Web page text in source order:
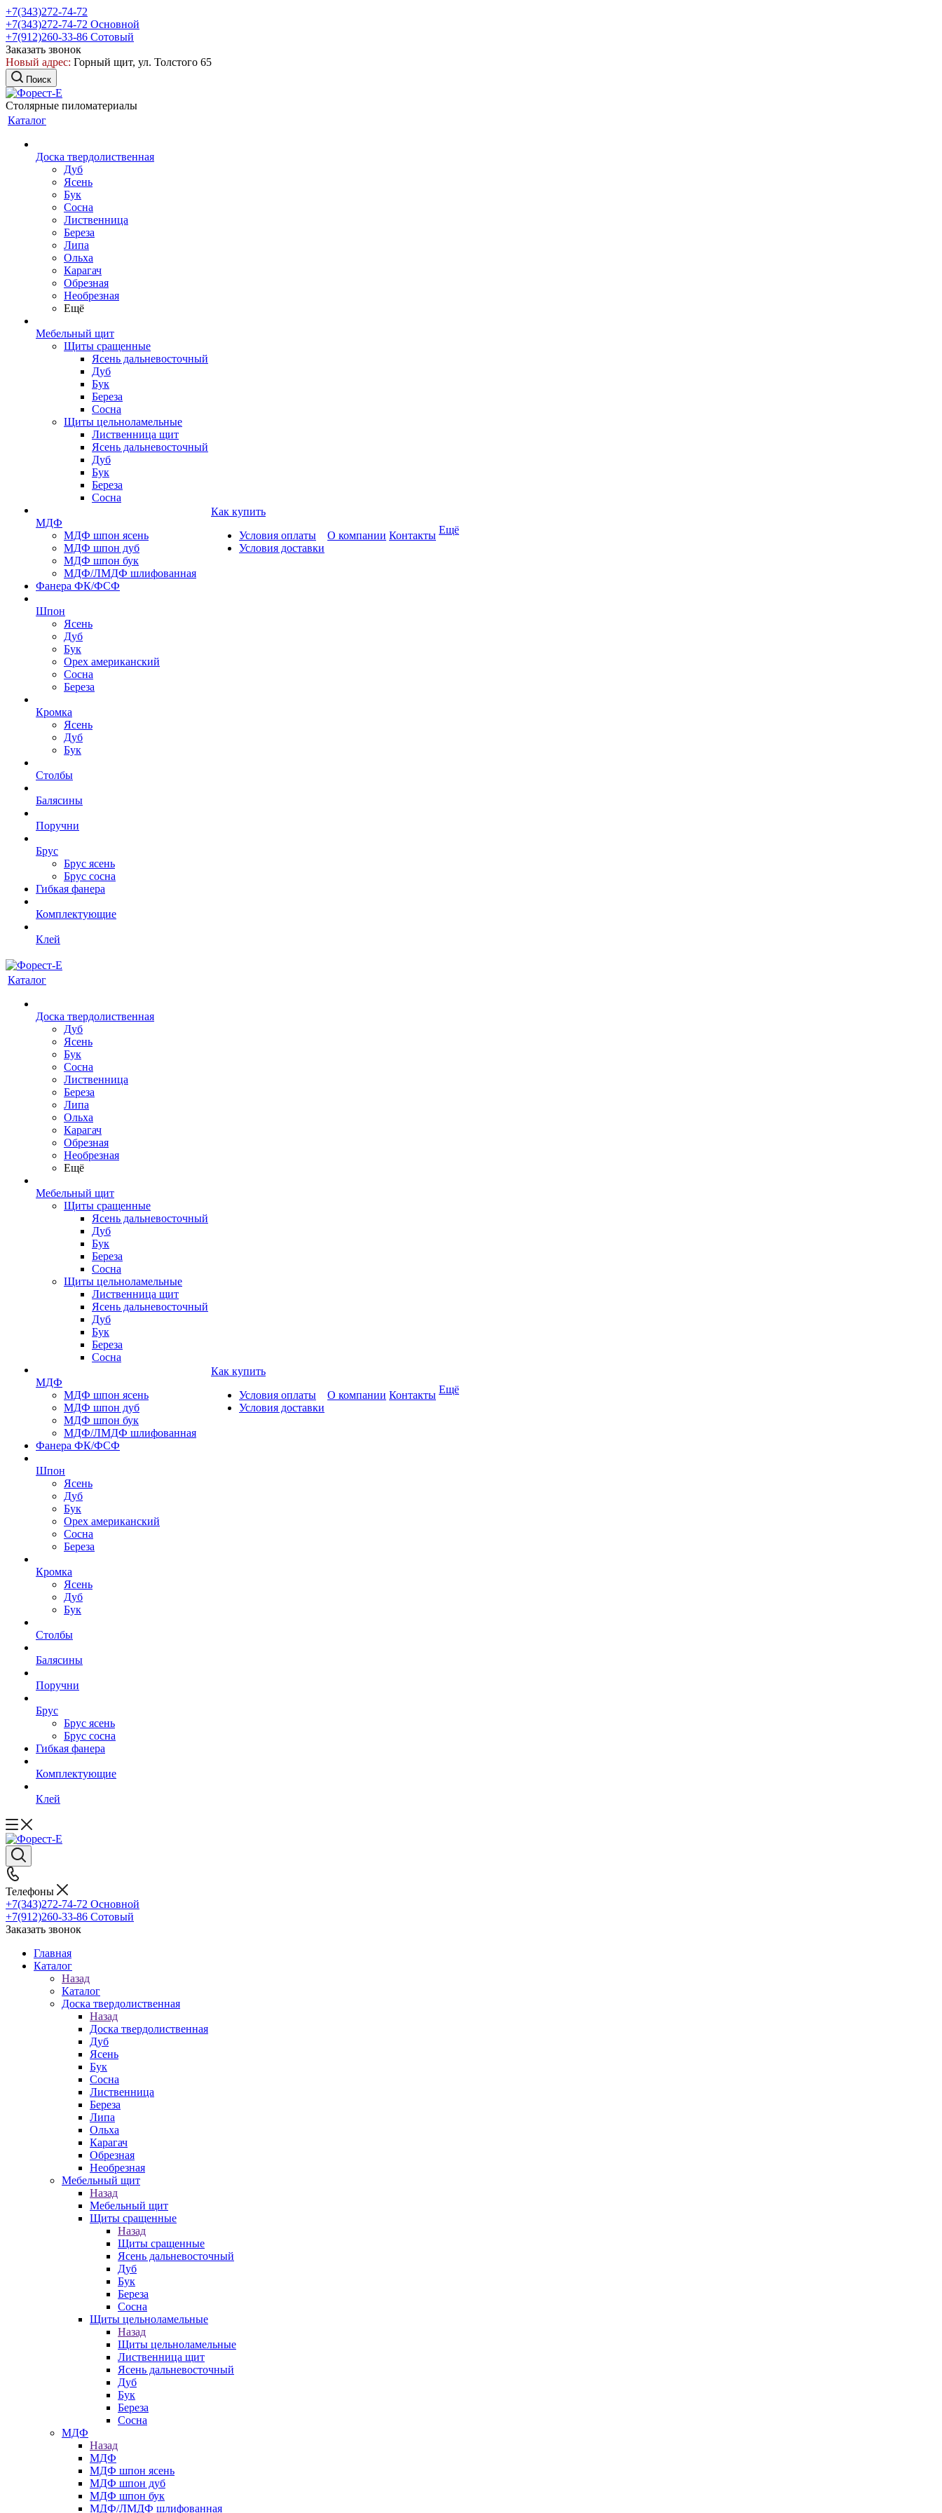
+7(343)272-74-72
+7(343)272-74-72 Основной
+7(912)260-33-86 Сотовый
Заказать звонок
Новый адрес: Горный щит, ул. Толстого 65
Поиск
Столярные пиломатериалы
Каталог
Доска твердолиственная
Дуб
Ясень
Бук
Сосна
Лиственница
Береза
Липа
Ольха
Карагач
Обрезная
Необрезная
Ещё
Мебельный щит
Щиты сращенные
Ясень дальневосточный
Дуб
Бук
Береза
Сосна
Щиты цельноламельные
Лиственница щит
Ясень дальневосточный
Дуб
Бук
Береза
Сосна
МДФ
МДФ шпон ясень
МДФ шпон дуб
МДФ шпон бук
МДФ/ЛМДФ шлифованная
Фанера ФК/ФСФ
Шпон
Ясень
Дуб
Бук
Орех американский
Сосна
Береза
Кромка
Ясень
Дуб
Бук
Столбы
Балясины
Поручни
Брус
Брус ясень
Брус сосна
Гибкая фанера
Комплектующие
Клей
Как купить
Условия оплаты
Условия доставки
О компании Контакты Ещё
Каталог
Доска твердолиственная
Дуб
Ясень
Бук
Сосна
Лиственница
Береза
Липа
Ольха
Карагач
Обрезная
Необрезная
Ещё
Мебельный щит
Щиты сращенные
Ясень дальневосточный
Дуб
Бук
Береза
Сосна
Щиты цельноламельные
Лиственница щит
Ясень дальневосточный
Дуб
Бук
Береза
Сосна
МДФ
МДФ шпон ясень
МДФ шпон дуб
МДФ шпон бук
МДФ/ЛМДФ шлифованная
Фанера ФК/ФСФ
Шпон
Ясень
Дуб
Бук
Орех американский
Сосна
Береза
Кромка
Ясень
Дуб
Бук
Столбы
Балясины
Поручни
Брус
Брус ясень
Брус сосна
Гибкая фанера
Комплектующие
Клей
Как купить
Условия оплаты
Условия доставки
О компании Контакты Ещё
Телефоны
+7(343)272-74-72 Основной
+7(912)260-33-86 Сотовый
Заказать звонок
Главная
Каталог
Назад
Каталог
Доска твердолиственная
Назад
Доска твердолиственная
Дуб
Ясень
Бук
Сосна
Лиственница
Береза
Липа
Ольха
Карагач
Обрезная
Необрезная
Мебельный щит
Назад
Мебельный щит
Щиты сращенные
Назад
Щиты сращенные
Ясень дальневосточный
Дуб
Бук
Береза
Сосна
Щиты цельноламельные
Назад
Щиты цельноламельные
Лиственница щит
Ясень дальневосточный
Дуб
Бук
Береза
Сосна
МДФ
Назад
МДФ
МДФ шпон ясень
МДФ шпон дуб
МДФ шпон бук
МДФ/ЛМДФ шлифованная